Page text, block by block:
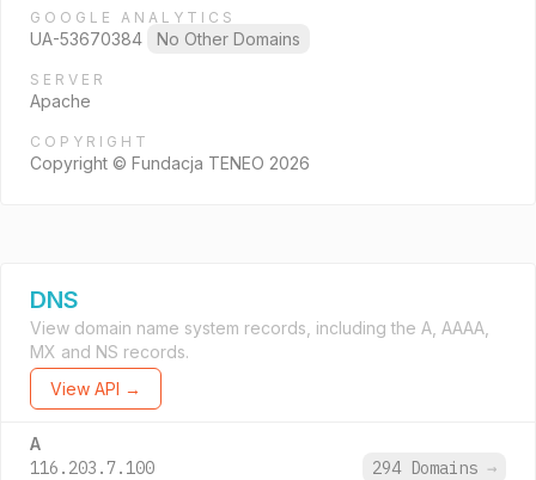
GOOGLE ANALYTICS
UA-53670384 No Other Domains
SERVER
Apache
COPYRIGHT
Copyright © Fundacja TENEO 2026
DNS
View domain name system records, including the A, AAAA,
MX and NS records.
View API →
A
116.203.7.100 294 Domains →